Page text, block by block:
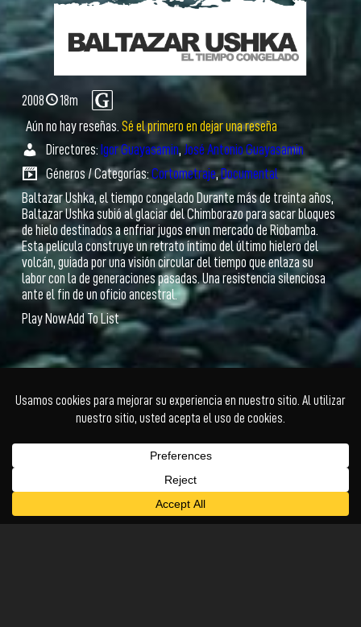
2008
18m
Aún no hay reseñas. Sé el primero en dejar una reseña
Directores: Igor Guayasamin, José Antonio Guayasamin
Géneros / Categorías: Cortometraje, Documental
Baltazar Ushka, el tiempo congelado Durante más de treinta años,
Baltazar Ushka subió al glaciar del Chimborazo para sacar bloques
de hielo destinados a enfriar jugos en un mercado de Riobamba.
Esta película construye un retrato íntimo del último hielero del
volcán, guiada por una visión circular del tiempo que enlaza su
labor con la de generaciones pasadas. Una resistencia silenciosa
ante el fin de un oficio ancestral.
Play NowAdd To List